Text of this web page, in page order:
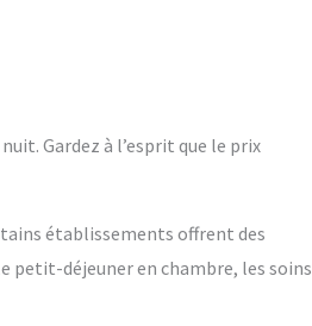
Gardez à l’esprit que le prix
établissements offrent des
petit-déjeuner en chambre, les soins